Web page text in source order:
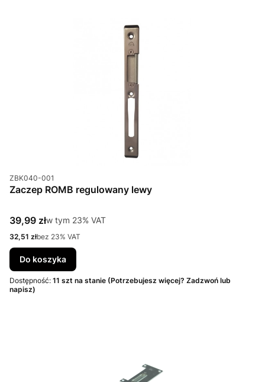
Kod produktu
ZBK040-001
Zaczep ROMB regulowany lewy
Cena brutto
39,99 złw tym %s VAT
w tym 23% VAT
Cena netto
32,51 złbez 23% VAT
Do koszyka
Dostępność: 11 szt na stanie (Potrzebujesz więcej? Zadzwoń lub
napisz)